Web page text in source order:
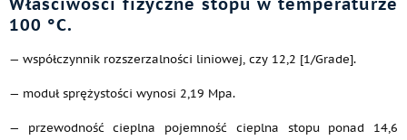
100 °C.
— współczynnik rozszerzalności liniowej, czy 12,2 [1/Grade].
— moduł sprężystości wynosi 2,19 Mpa.
— przewodność cieplna pojemność cieplna stopu ponad 14,6